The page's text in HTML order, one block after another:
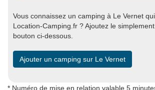
Vous connaissez un camping à Le Vernet
Location-Camping.fr ? Ajoutez le
bouton ci-dessous.
Ajouter un camping sur Le Vernet
* Numéro de mise en relation valable 5